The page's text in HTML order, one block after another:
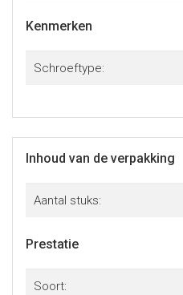
Kenmerken
Schroeftype:
Inhoud van de verpakking
Aantal stuks:
Prestatie
Soort: